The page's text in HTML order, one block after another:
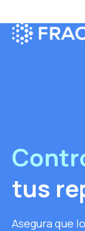
tus
Asegura que